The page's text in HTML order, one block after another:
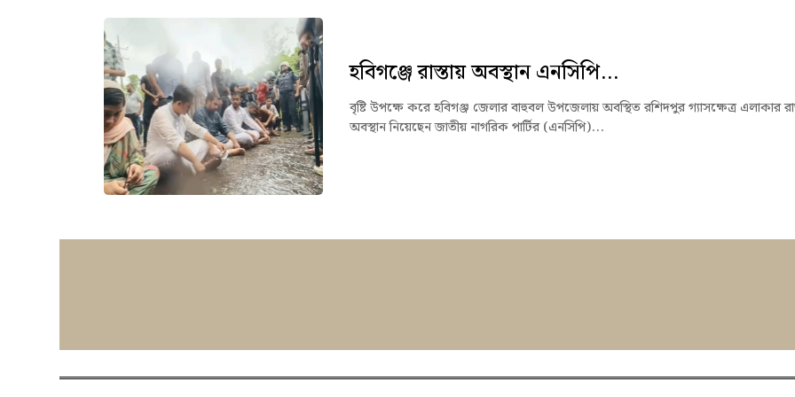
হবিগঞ্জে রাস্তায় অবস্থান এনসিপি...
বৃষ্টি উপক্ষে করে হবিগঞ্জ জেলার বাহুবল উপজেলায় অবস্থিত রশিদপুর গ্যাসক্ষেত্র এলাকার
অবস্থান নিয়েছেন জাতীয় নাগরিক পার্টির (এনসিপি)...